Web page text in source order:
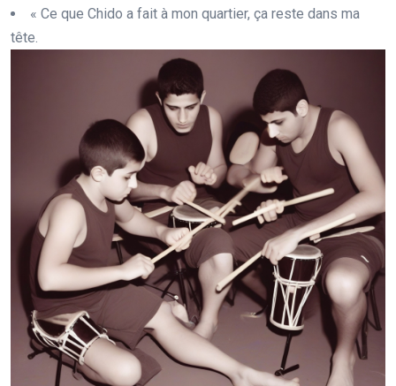
« Ce que Chido a fait à mon quartier, ça reste dans ma
tête.